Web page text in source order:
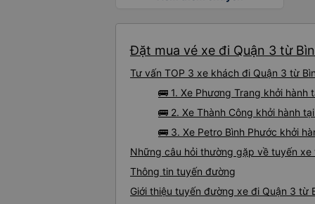
Đặt mua vé xe đi Quận 3 từ
Tư vấn TOP 3 xe khách đi Quận 3 từ
🚌 1. Xe Phương Trang khởi hành
🚌 2. Xe Thành Công khởi hành
🚌 3. Xe Petro Bình Phước khởi
Những câu hỏi thường gặp về tuyến xe
Thông tin tuyến đường
Giới thiệu tuyến đường xe đi Quận 3 từ